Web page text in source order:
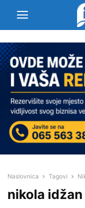
Naslovnica Tagovi
nikola idžan